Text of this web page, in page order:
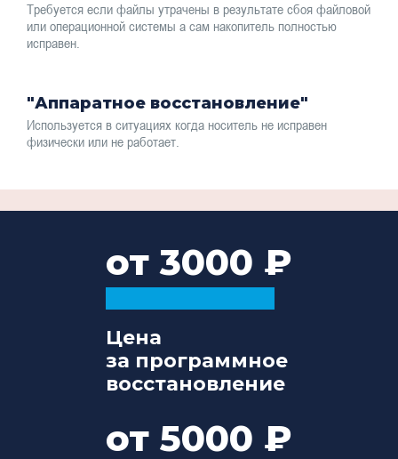
Требуется если файлы утрачены в результате сбоя файловой
или операционной системы а сам накопитель полностью
исправен.
"Аппаратное восстановление"
Используется в ситуациях когда носитель не исправен
физически или не работает.
от 3000
Цена
за программное
восстановление
от 5000